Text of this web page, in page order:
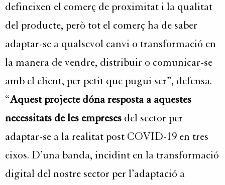
defineixen el comerç de proximitat i la qualitat
del producte, però tot el comerç ha de saber
adaptar-se a qualsevol canvi o transformació en
la manera de vendre, distribuir o comunicar-se
amb el client, per petit que pugui ser”, defensa.
“Aquest projecte dóna resposta a aquestes
necessitats de les empreses del sector per
adaptar-se a la realitat post COVID-19 en tres
eixos. D’una banda, incidint en la transformació
digital del nostre sector per l’adaptació a